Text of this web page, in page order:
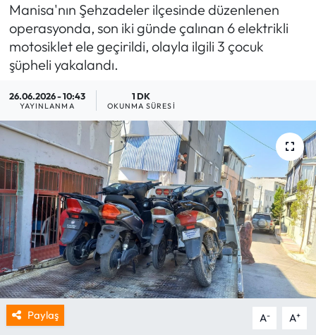
Manisa'nın Şehzadeler ilçesinde düzenlenen
operasyonda, son iki günde çalınan 6 elektrikli
motosiklet ele geçirildi, olayla ilgili 3 çocuk
şüpheli yakalandı.
26.06.2026 - 10:43
YAYINLANMA
1 DK
OKUNMA SÜRESI
Paylaş A- A+